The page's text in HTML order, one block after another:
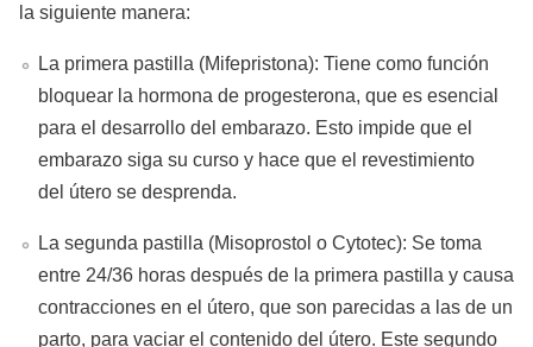
la siguiente manera:
La primera pastilla (Mifepristona): Tiene como función
bloquear la hormona de progesterona, que es esencial
para el desarrollo del embarazo. Esto impide que el
embarazo siga su curso y hace que el revestimiento
del útero se desprenda.
La segunda pastilla (Misoprostol o Cytotec): Se toma
entre 24/36 horas después de la primera pastilla y causa
contracciones en el útero, que son parecidas a las de un
parto, para vaciar el contenido del útero. Este segundo